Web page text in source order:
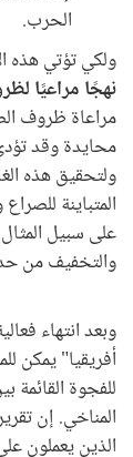
الحرب.
ولكي تؤتي هذه
نهجًا مراعيًا
مراعاة ظروف
محايدة وقد
ولتحقيق هذه
المتباينة
على سبيل
والتخفيف من
وبعد انتهاء
أفريقيا" يمكن
للفجوة القائمة
المناخي. إن
الذين يعملون